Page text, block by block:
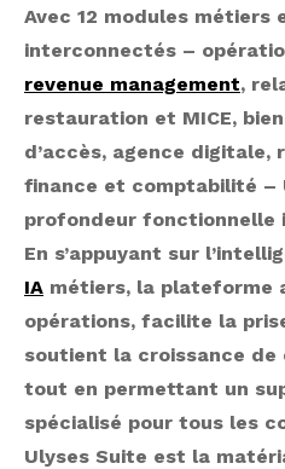
Avec 12 modules métiers
interconnectés –
revenue management,
restauration et MICE,
d’accès, agence digitale,
finance et comptabilité –
profondeur fonctionnelle
En s’appuyant sur
IA métiers, la plateforme
opérations, facilite la
soutient la croissance de
tout en permettant un
spécialisé pour tous les
Ulyses Suite est la